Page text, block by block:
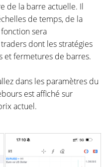
de la barre actuelle. Il
de temps, de la
sera
dont les stratégies
et fermetures de barres.
dans les paramètres du
est affiché sur
actuel.